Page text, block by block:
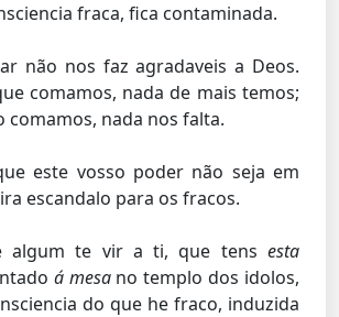
fraca, fica contaminada.
não nos faz agradaveis a Deos.
comamos, nada de mais temos;
comamos, nada nos falta.
este vosso poder não seja em
escandalo para os fracos.
algum te vir a ti, que tens esta
á mesano templo dos idolos,
do que he fraco, induzida